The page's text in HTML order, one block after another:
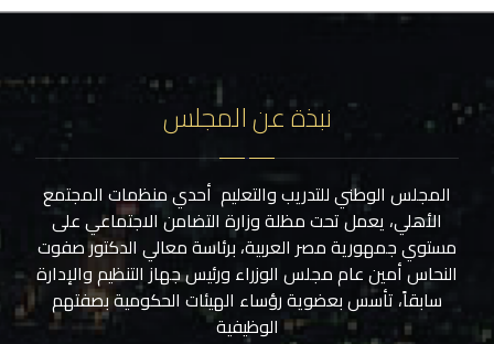
نبذة عن المجلس
المجلس الوطني للتدريب والتعليم أحدي منظمات المجتمع
الأهلي، يعمل تحت مظلة وزارة التضامن الاجتماعي على
مستوي جمهورية مصر العربية، برئاسة معالي الدكتور صفوت
النحاس أمين عام مجلس الوزراء ورئيس جهاز التنظيم والإدارة
سابقاً، تأسس بعضوية رؤساء الهيئات الحكومية بصفتهم
الوظيفية